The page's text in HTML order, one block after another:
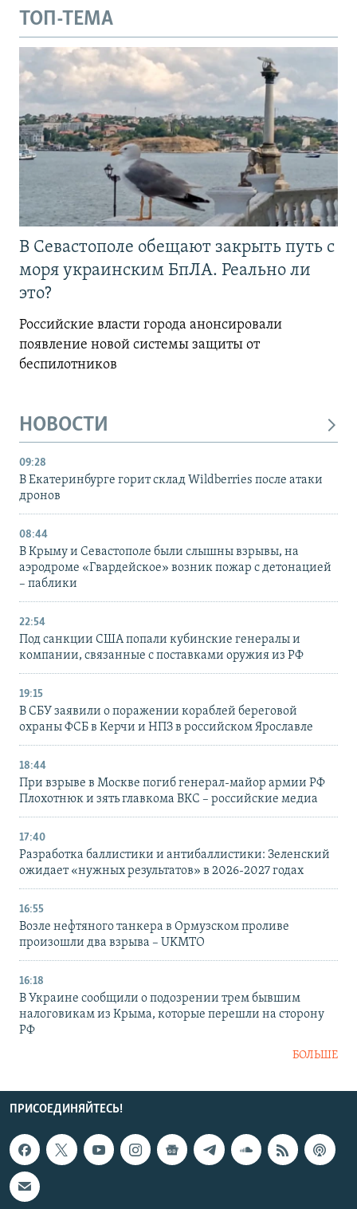
ТОП-ТЕМА
В Севастополе обещают закрыть путь с
моря украинским БпЛА. Реально ли
это?
Российские власти города анонсировали
появление новой системы защиты от
беспилотников
НОВОСТИ
09:28
В Екатеринбурге горит склад Wildberries после атаки
дронов
08:44
В Крыму и Севастополе были слышны взрывы, на
аэродроме «Гвардейское» возник пожар с детонацией
– паблики
22:54
Под санкции США попали кубинские генералы и
компании, связанные с поставками оружия из РФ
19:15
В СБУ заявили о поражении кораблей береговой
охраны ФСБ в Керчи и НПЗ в российском Ярославле
18:44
При взрыве в Москве погиб генерал-майор армии РФ
Плохотнюк и зять главкома ВКС – российские медиа
17:40
Разработка баллистики и антибаллистики: Зеленский
ожидает «нужных результатов» в 2026-2027 годах
16:55
Возле нефтяного танкера в Ормузском проливе
произошли два взрыва – UKMTO
16:18
В Украине сообщили о подозрении трем бывшим
налоговикам из Крыма, которые перешли на сторону
РФ
БОЛЬШЕ
ПРИСОЕДИНЯЙТЕСЬ!